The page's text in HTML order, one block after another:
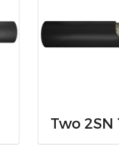
Two 2SN